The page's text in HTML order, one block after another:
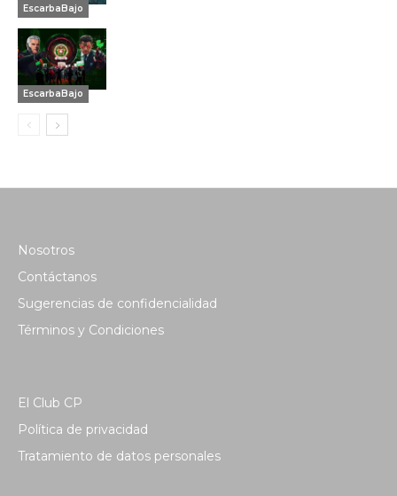
EscarbaBajo
EscarbaBajo
Nosotros
Contáctanos
Sugerencias de confidencialidad
Términos y Condiciones
El Club CP
Política de privacidad
Tratamiento de datos personales